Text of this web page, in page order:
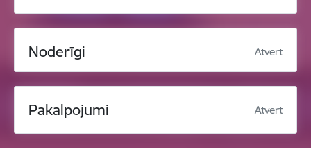
Noderīgi Atvērt
Pakalpojumi Atvērt